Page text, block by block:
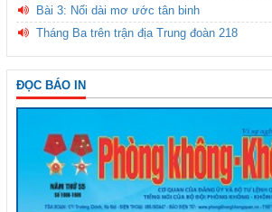
Bài 3: Nối dài mơ ước tân binh
Tháng Ba trên trận địa Trung đoàn 218
ĐỌC BÁO IN